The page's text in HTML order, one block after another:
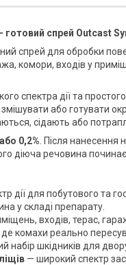
спрей Outcast
спрей для обробки
комори, входів у
спектра дії та
або готувати
сідають або
0,2% . Після
діюча речовина починає
дії для побутового та
у складі препарату.
входів, терас,
комахи реально
набір шкідників для
— широкий спектр